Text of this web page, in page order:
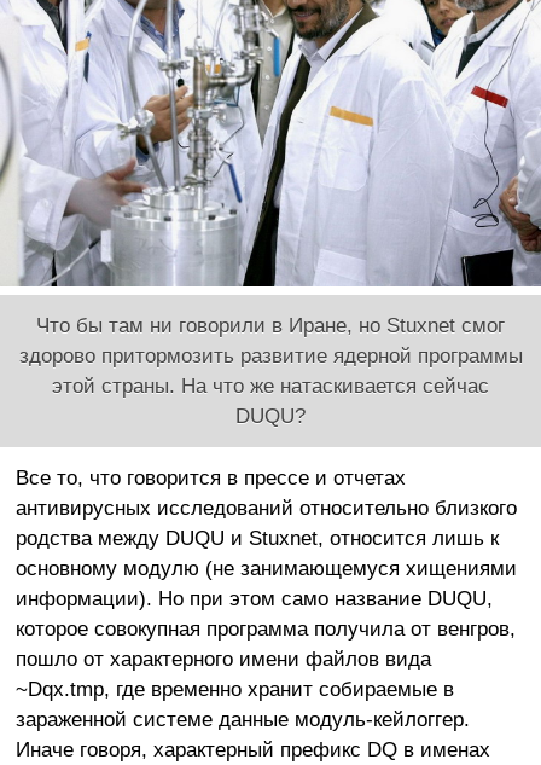
Что бы там ни говорили в Иране, но Stuxnet смог
здорово притормозить развитие ядерной программы
этой страны. На что же натаскивается сейчас
DUQU?
Все то, что говорится в прессе и отчетах
антивирусных исследований относительно близкого
родства между DUQU и Stuxnet, относится лишь к
основному модулю (не занимающемуся хищениями
информации). Но при этом само название DUQU,
которое совокупная программа получила от венгров,
пошло от характерного имени файлов вида
~Dqx.tmp, где временно хранит собираемые в
зараженной системе данные модуль-кейлоггер.
Иначе говоря, характерный префикс DQ в именах